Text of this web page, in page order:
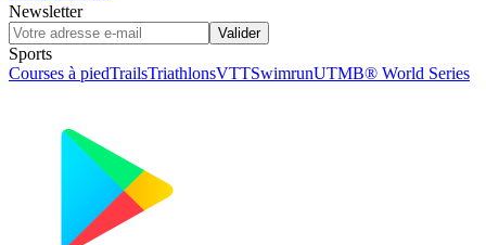
Newsletter
Valider
Sports
Courses à piedTrailsTriathlonsVTTSwimrunUTMB® World Series